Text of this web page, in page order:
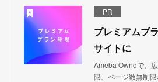
PR
プレミアムプ
サイトに
Ameba Owndで、
限、ページ数無制